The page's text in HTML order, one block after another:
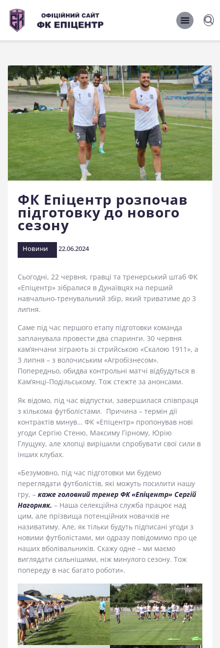
ОФІЦІЙНИЙ САЙТ ФК ЕПІЦЕНТР
ОФІЦІЙНИЙ САЙТ ФК ЕПІЦЕНТР
Головна
Новини
Команда
Матчі 2026/2027
Фото
Історія
Клуб
Фан-шоп
Правила поведінки на
стадіоні
ФК Епіцентр розпочав
підготовку до нового
сезону
Новини 22.06.2024
Сьогодні, 22 червня, гравці та тренерський штаб ФК
«Епіцентр» зібралися в Дунаївцях на перший
навчально-тренувальний збір, який триватиме до 3
липня.
Саме під час першого етапу підготовки команда
запланувала провести два спаринги. 30 червня
кам’янчани зіграють зі стрийською «Скалою 1911», а
3 липня – з волочиським «Агробізнесом».
Попередньо, обидва контрольні матчі відбудуться в
Кам’янці-Подільському. Тож стежте за анонсами.
Як відомо, під час відпустки, завершилася співпраця
з кількома футболістами. Причина – термін дії
контрактів минув… ФК «Епіцентр» пропонував нові
угоди Сергію Стеню, Максиму Гірному, Юрію
Глущуку, але хлопці вирішили спробувати свої сили в
інших клубах.
«Безумовно, під час підготовки ми будемо
переглядати футболістів, які можуть посилити нашу
гру, – каже головний тренер ФК «Епіцентр» Сергій
Нагорняк. – Наша селекційна служба працює над
цим, але прізвища потенційних новачків не
називатиму. Але, як тільки будуть підписані угоди з
новими футболістами, ми одразу повідомимо про це
наших вболівальників. Скажу одне – ми маємо
виглядати сильнішими, ніж минулого сезону. Тож
попереду в нас багато роботи».